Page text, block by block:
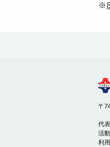
※
〒
代表
活
利